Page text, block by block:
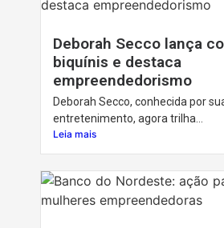
Deborah Secco lança
biquínis e destaca
empreendedorismo
Deborah Secco, conhecida por
entretenimento, agora trilha...
Leia mais